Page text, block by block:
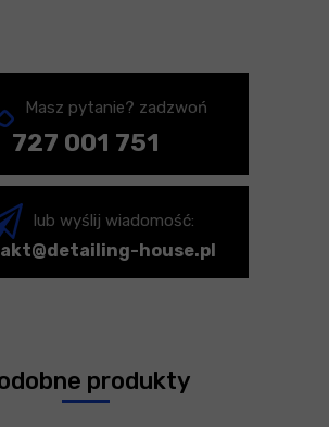
Masz pytanie? zadzwoń
727 001 751
lub wyślij wiadomość:
house.pl
produkty